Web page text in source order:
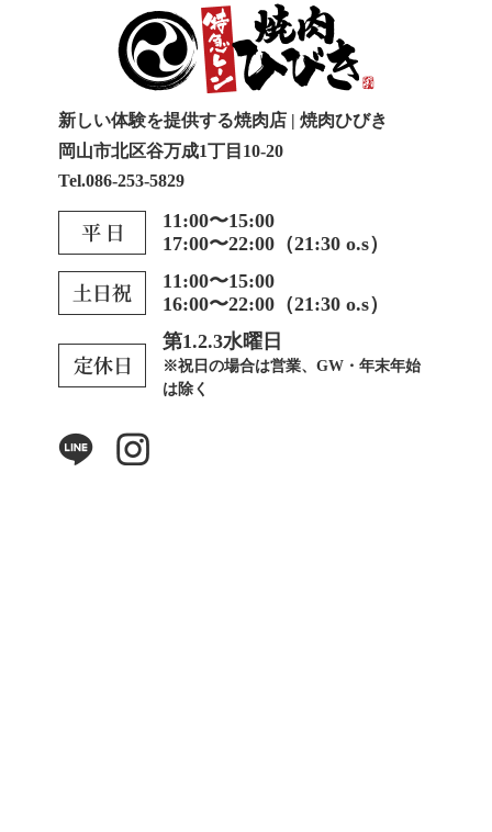
新しい体験を提供する焼肉店 | 焼肉ひびき
岡山市北区谷万成1丁目10-20
Tel.086-253-5829
11:00〜15:00
17:00〜22:00（21:30 o.s）
11:00〜15:00
16:00〜22:00（21:30 o.s）
第1.2.3水曜日
※祝日の場合は営業、GW・年末年始
は除く